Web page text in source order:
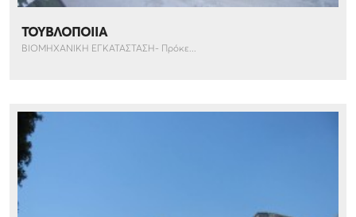
ΤΟΥΒΛΟΠΟΙΙΑ
ΒΙΟΜΗΧΑΝΙΚΗ ΕΓΚΑΤΑΣΤΑΣΗ- Πρόκε...